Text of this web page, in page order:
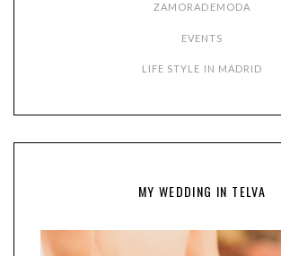
ZAMORADEMODA
EVENTS
LIFE STYLE IN MADRID
MY WEDDING IN TELVA